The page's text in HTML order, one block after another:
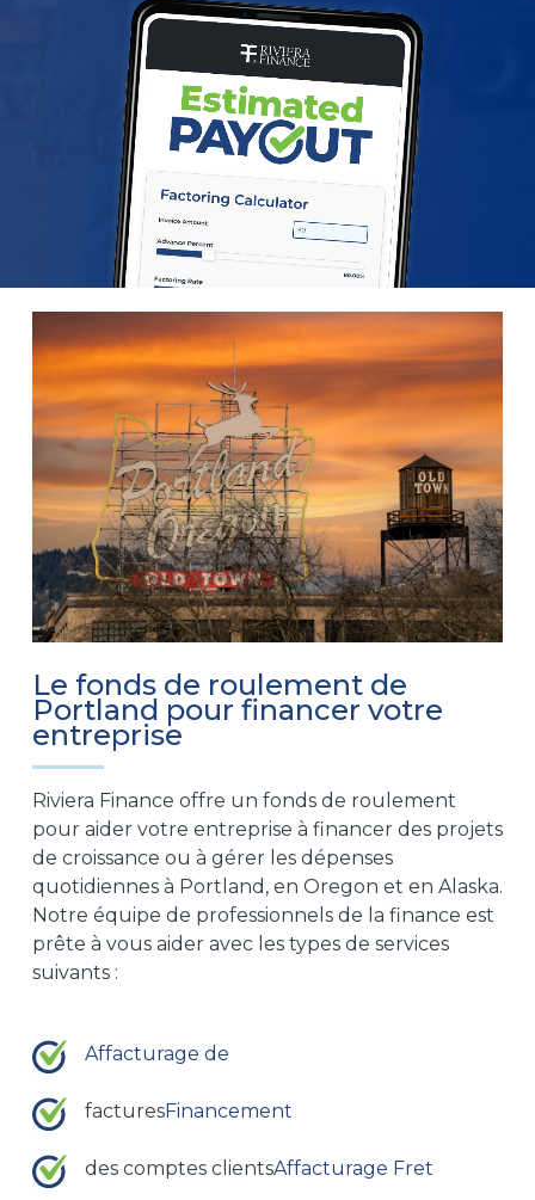
Le fonds de roulement de
Portland pour financer votre
entreprise
Riviera Finance offre un fonds de roulement
pour aider votre entreprise à financer des projets
de croissance ou à gérer les dépenses
quotidiennes à Portland, en Oregon et en Alaska.
Notre équipe de professionnels de la finance est
prête à vous aider avec les types de services
suivants :
Affacturage de
facturesFinancement
des comptes clientsAffacturage Fret